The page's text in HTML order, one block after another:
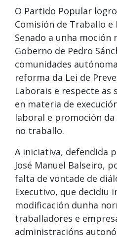
O Partido Popular
Comisión de Traballo e
Senado a unha moción
Goberno de Pedro
comunidades
reforma da Lei de
Laborais e respecte as
en materia de
laboral e promoción da
no traballo.
A iniciativa, defendida
José Manuel Balseiro,
falta de vontade de
Executivo, que decidiu
modificación dunha
traballadores e
administracións